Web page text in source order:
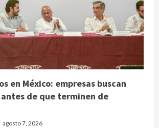
en México: empresas buscan
de que terminen de
agosto 7, 2026
agosto 9, 2026
Nacional
Sheinbaum defiende reestructura
de créditos del Infonavit y niega
riesgo financiero
agosto 9, 2026
Internacional
Marruecos sobre el Sáhara y busca